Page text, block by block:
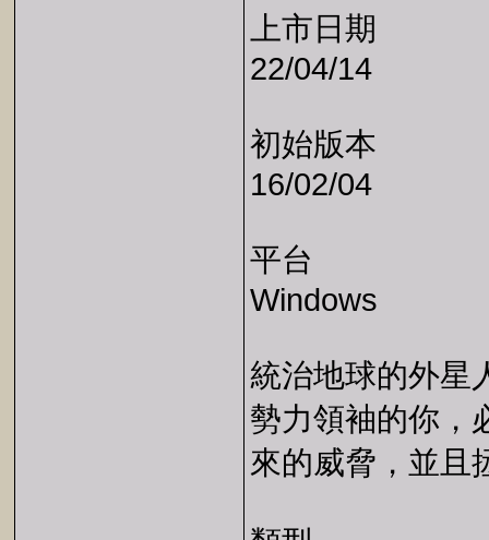
上市日期
22/04/14
初始版本
16/02/04
平台
Windows
統治地球的外星
勢力領袖的你，
來的威脅，並且